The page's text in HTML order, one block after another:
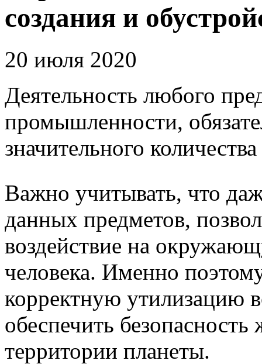
создания и
20 июля 2020
Деятельность любого
промышленности,
значительного
Важно учитывать, что
данных предметов,
воздействие на
человека. Именно
корректную утилизацию
обеспечить
территории планеты.